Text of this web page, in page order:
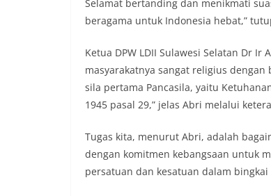
Selamat bertanding dan menikmati
beragama untuk Indonesia hebat,”
Ketua DPW LDII Sulawesi Selatan Dr
masyarakatnya sangat religius
sila pertama Pancasila, yaitu
1945 pasal 29,” jelas Abri melalui
Tugas kita, menurut Abri, adalah
dengan komitmen kebangsaan untuk
persatuan dan kesatuan dalam